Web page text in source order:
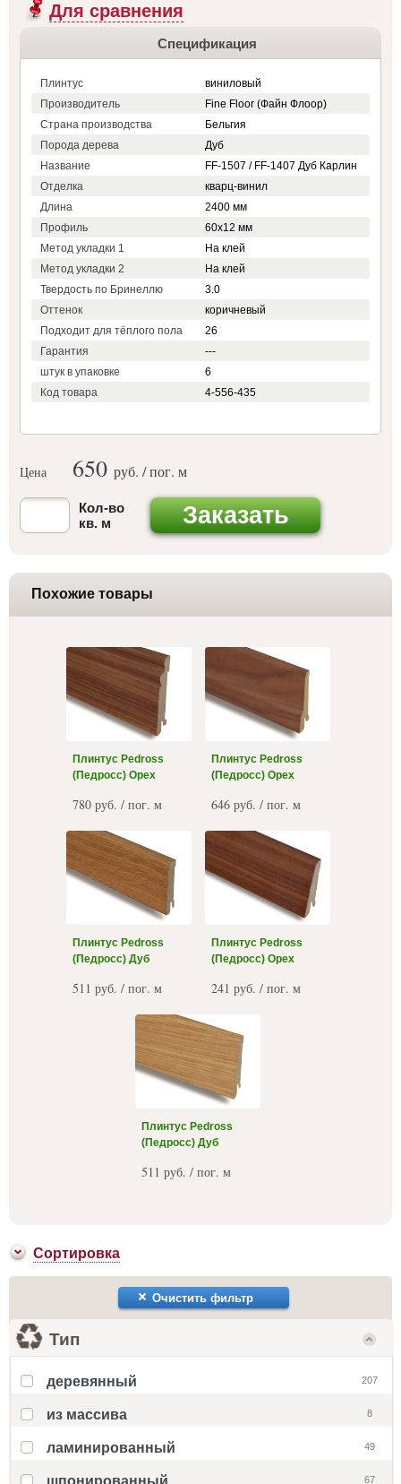
Для сравнения
Спецификация
Плинтус
виниловый
Производитель
Fine Floor (Файн Флоор)
Страна производства
Бельгия
Порода дерева
Дуб
Название
FF-1507 / FF-1407 Дуб Карлин
Отделка
кварц-винил
Длина
2400 мм
Профиль
60x12 мм
Метод укладки 1
На клей
Метод укладки 2
На клей
Твердость по Бринеллю
3.0
Оттенок
коричневый
Подходит для тёплого пола
26
Гарантия
---
штук в упаковке
6
Код товара
4-556-435
Цена 650 руб. / пог. м
Кол-во
кв. м
Заказать
Похожие товары
Плинтус Pedross
(Педросс) Орех
780 руб. / пог. м
Плинтус Pedross
(Педросс) Орех
646 руб. / пог. м
Плинтус Pedross
(Педросс) Дуб
511 руб. / пог. м
Плинтус Pedross
(Педросс) Орех
241 руб. / пог. м
Плинтус Pedross
(Педросс) Дуб
511 руб. / пог. м
Сортировка
Очистить фильтр
Тип
деревянный 207
из массива 8
ламинированный 49
шпонированный 67